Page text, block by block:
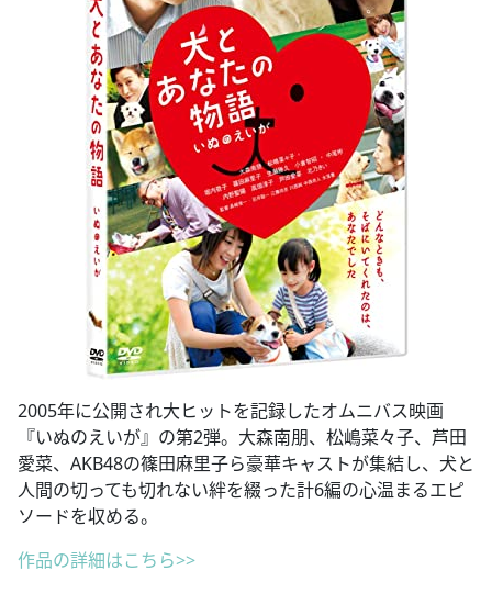
2005年に公開され大ヒットを記録したオムニバス映画
『いぬのえいが』の第2弾。大森南朋、松嶋菜々子、芦田
愛菜、AKB48の篠田麻里子ら豪華キャストが集結し、犬と
人間の切っても切れない絆を綴った計6編の心温まるエピ
ソードを収める。
作品の詳細はこちら>>